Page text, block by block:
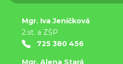
Mgr. Iva Jeníčková
2.st. a ZŠP
725 380 456
Mgr. Alena Stará